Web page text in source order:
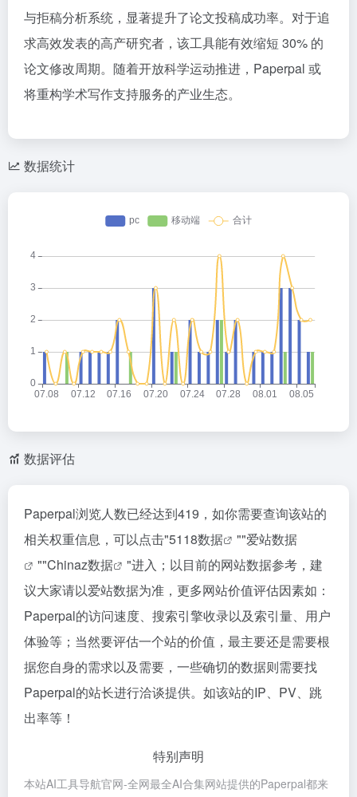
与拒稿分析系统，显著提升了论文投稿成功率。对于追
求高效发表的高产研究者，该工具能有效缩短 30% 的
论文修改周期。随着开放科学运动推进，Paperpal 或
将重构学术写作支持服务的产业生态。
数据统计
数据评估
Paperpal浏览人数已经达到419，如你需要查询该站的
相关权重信息，可以点击"5118数据 ""爱站数据
""Chinaz数据
"进入；以目前的网站数据参考，建
议大家请以爱站数据为准，更多网站价值评估因素如：
Paperpal的访问速度、搜索引擎收录以及索引量、用户
体验等；当然要评估一个站的价值，最主要还是需要根
据您自身的需求以及需要，一些确切的数据则需要找
Paperpal的站长进行洽谈提供。如该站的IP、PV、跳
出率等！
特别声明
本站AI工具导航官网-全网最全AI合集网站提供的Paperpal都来